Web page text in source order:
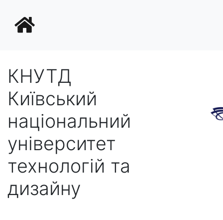
КНУТД
Київський
національний
університет
технологій та
дизайну